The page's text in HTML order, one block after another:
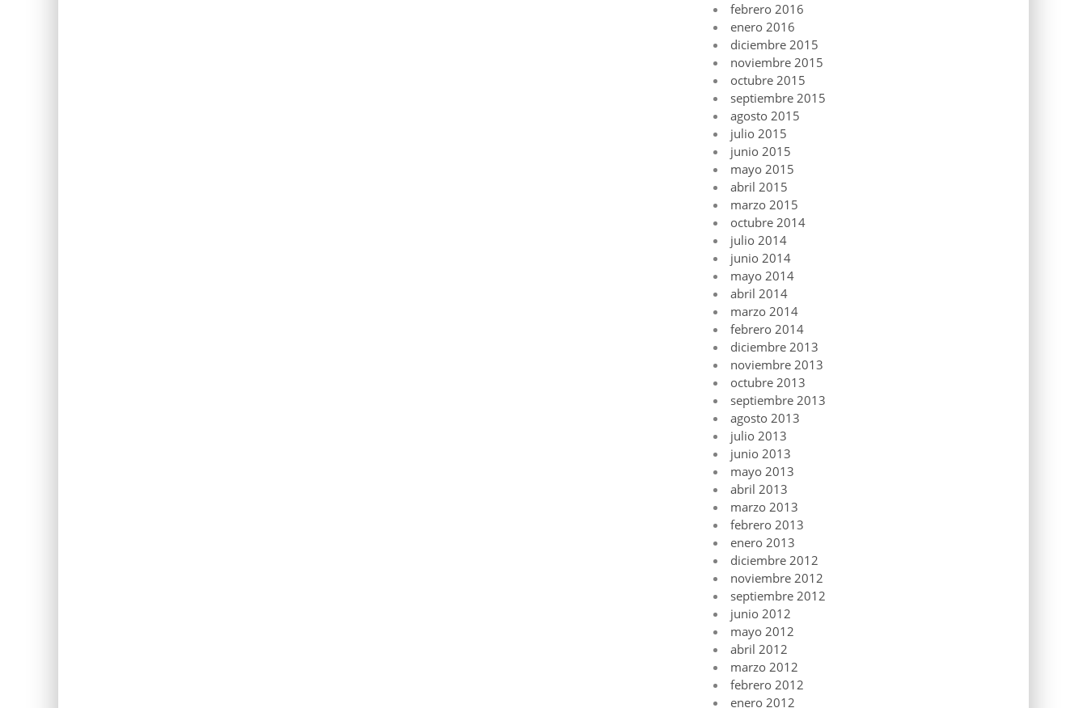
febrero 2016
enero 2016
diciembre 2015
noviembre 2015
octubre 2015
septiembre 2015
agosto 2015
julio 2015
junio 2015
mayo 2015
abril 2015
marzo 2015
octubre 2014
julio 2014
junio 2014
mayo 2014
abril 2014
marzo 2014
febrero 2014
diciembre 2013
noviembre 2013
octubre 2013
septiembre 2013
agosto 2013
julio 2013
junio 2013
mayo 2013
abril 2013
marzo 2013
febrero 2013
enero 2013
diciembre 2012
noviembre 2012
septiembre 2012
junio 2012
mayo 2012
abril 2012
marzo 2012
febrero 2012
enero 2012